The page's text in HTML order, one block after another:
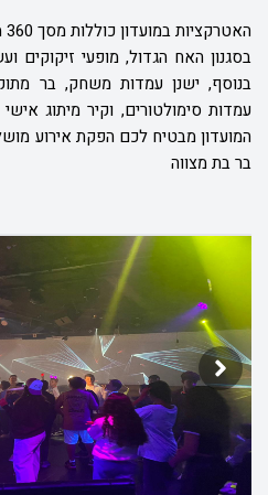
בסגנון האח הגדול, מופעי זיקוקים
בנוסף, ישנן עמדות משחק, בר
עמדות סימולטורים, וקיר מיתוג
המועדון מבטיח לכם הפקת אירוע
בר בת מצווה